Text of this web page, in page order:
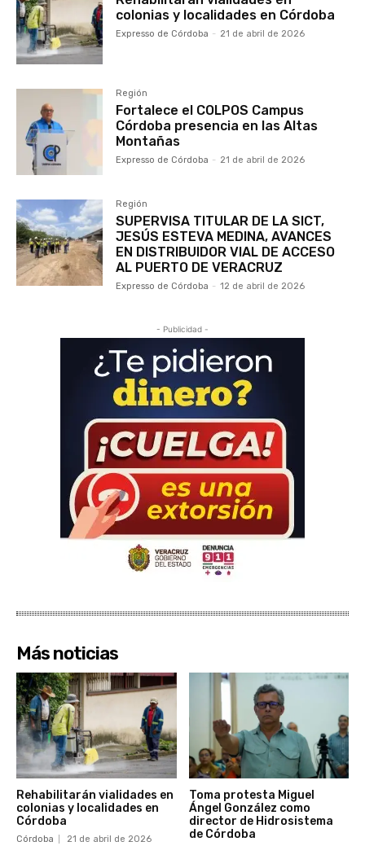
colonias y localidades en Córdoba
Expresso de Córdoba - 21 de abril de 2026
Región
Fortalece el COLPOS Campus
Córdoba presencia en las Altas
Montañas
Expresso de Córdoba - 21 de abril de 2026
Región
SUPERVISA TITULAR DE LA SICT,
JESÚS ESTEVA MEDINA, AVANCES
EN DISTRIBUIDOR VIAL DE ACCESO
AL PUERTO DE VERACRUZ
Expresso de Córdoba - 12 de abril de 2026
- Publicidad -
Más noticias
Rehabilitarán vialidades en
colonias y localidades en
Córdoba
Córdoba 21 de abril de 2026
Toma protesta Miguel
Ángel González como
director de Hidrosistema
de Córdoba